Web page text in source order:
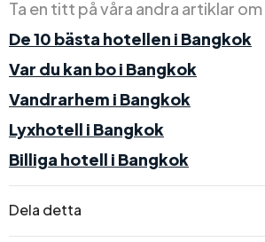
Ta en titt på våra andra artiklar
De 10 bästa hotellen i Bangkok
Var du kan bo i Bangkok
Vandrarhem i Bangkok
Lyxhotell i Bangkok
Billiga hotell i Bangkok
Dela detta